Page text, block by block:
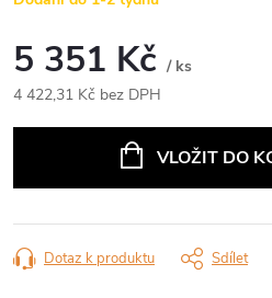
5 351 Kč / ks
4 422,31 Kč bez DPH
VLOŽIT DO
Dotaz k produktu Sdílet